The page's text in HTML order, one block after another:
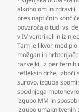
alkoholom in zdravili,
presinaptičnih
povzročajo tudi vsi
v IV ventrikel in iz
Tam je likvor med
možgan in
razvejki, iz perifernih
refleksih drže, izboči
surovo, izguba
spodnjega
izgubo MM in
izgubo umaknitvenih